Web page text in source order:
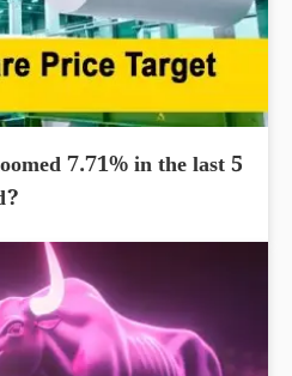
7.71% in the last 5